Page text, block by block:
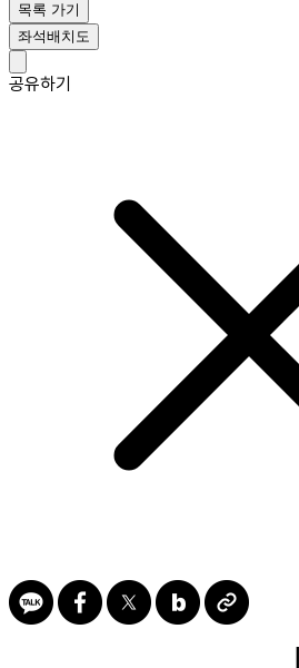
목록 가기
좌석배치도
공유하기